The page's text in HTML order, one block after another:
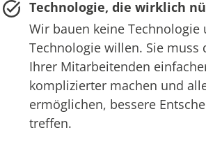
Technologie, die wirklich
Wir bauen keine Technologie
Technologie willen. Sie muss
Ihrer Mitarbeitenden
komplizierter machen und
ermöglichen, bessere
treffen.